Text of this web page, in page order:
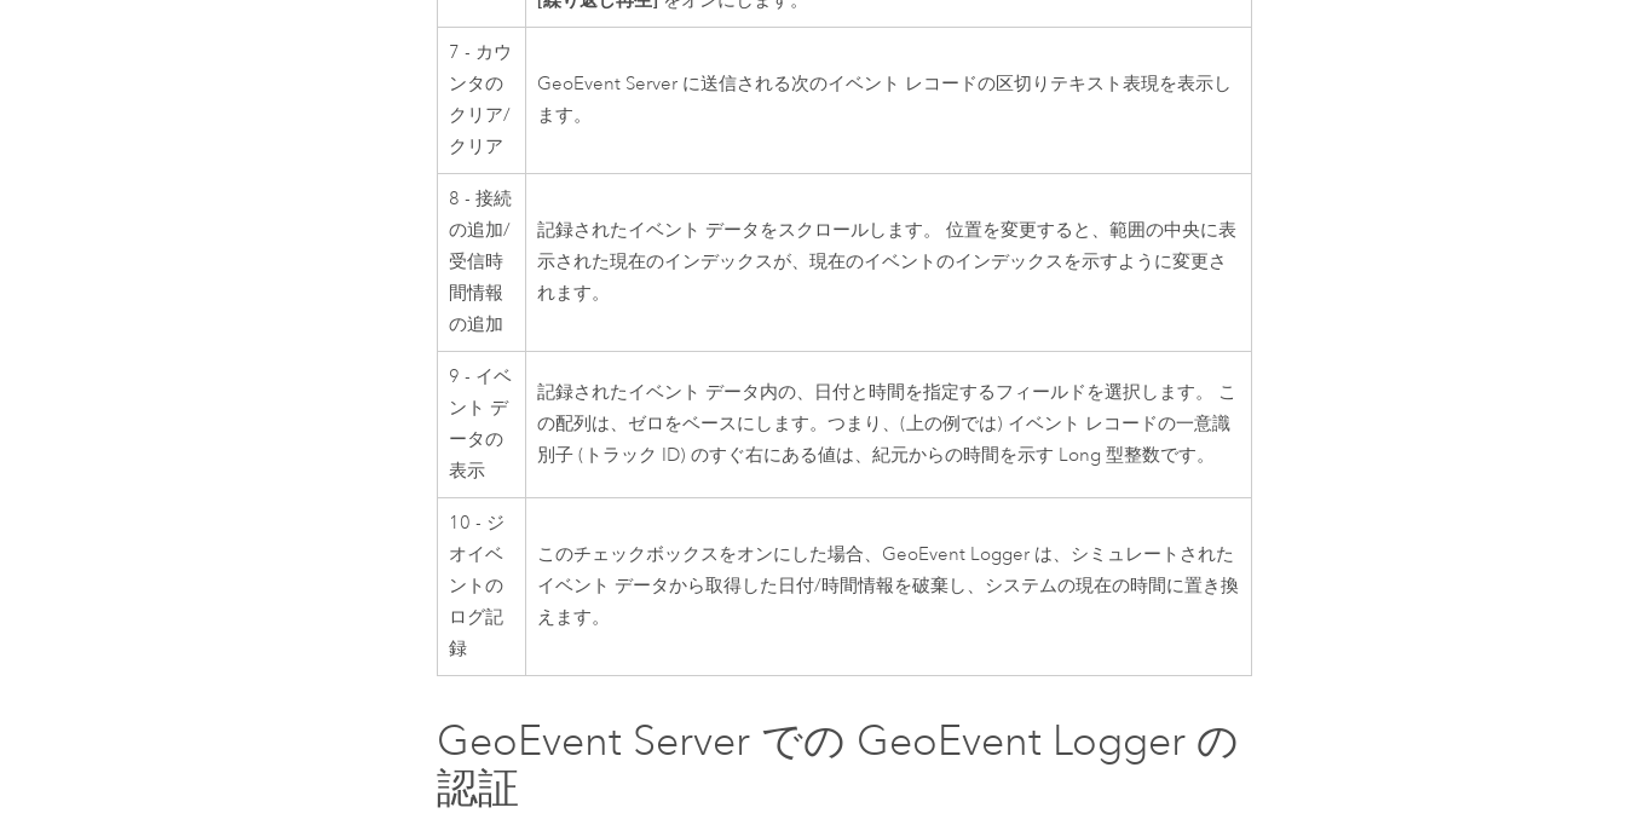
7 - カウ
ンタの
クリア/
クリア
GeoEvent Server に送信される次のイベント レコードの区切りテキスト表現を表示し
ます。
8 - 接続
の追加/
受信時
間情報
の追加
記録されたイベント データをスクロールします。 位置を変更すると、範囲の中央に表
示された現在のインデックスが、現在のイベントのインデックスを示すように変更さ
れます。
9 - イベ
ント デ
ータの
表示
記録されたイベント データ内の、日付と時間を指定するフィールドを選択します。 こ
の配列は、ゼロをベースにします。つまり、(上の例では) イベント レコードの一意識
別子 (トラック ID) のすぐ右にある値は、紀元からの時間を示す Long 型整数です。
10 - ジ
オイベ
ントの
ログ記
録
このチェックボックスをオンにした場合、GeoEvent Logger は、シミュレートされた
イベント データから取得した日付/時間情報を破棄し、システムの現在の時間に置き換
えます。
GeoEvent Server での GeoEvent Logger の
認証